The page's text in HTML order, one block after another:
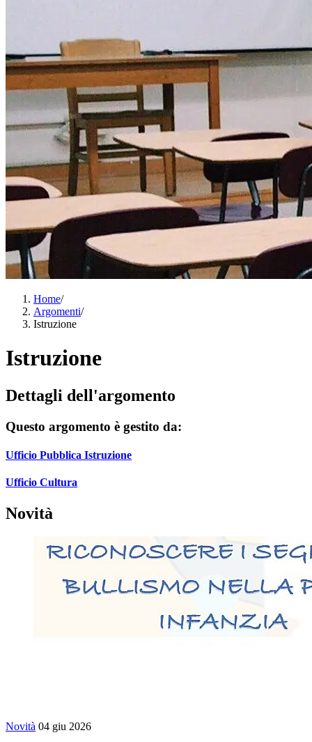
Home/
Argomenti/
Istruzione
Istruzione
Dettagli dell'argomento
Questo argomento è gestito da:
Ufficio Pubblica Istruzione
Ufficio Cultura
Novità
Novità 04 giu 2026